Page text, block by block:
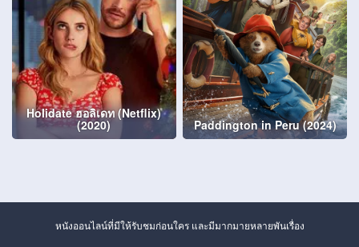
Holidate ฮอลิเดท (Netflix)
(2020) Paddington in Peru (2024)
หนังออนไลน์ที่มีให้รับชมก่อนใคร และมีมากมายหลายพันเรื่อง